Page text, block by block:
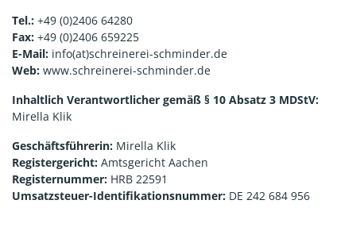
Tel.: +49 (0)2406 64280
Fax: +49 (0)2406 659225
E-Mail: info(at)schreinerei-schminder.de
Web: www.schreinerei-schminder.de
Inhaltlich Verantwortlicher gemäß § 10 Absatz 3 MDStV:
Mirella Klik
Geschäftsführerin: Mirella Klik
Registergericht: Amtsgericht Aachen
Registernummer: HRB 22591
Umsatzsteuer-Identifikationsnummer: DE 242 684 956